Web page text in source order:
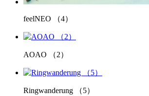
feelNEO （4）
AOAO （2）
Ringwanderung （5）